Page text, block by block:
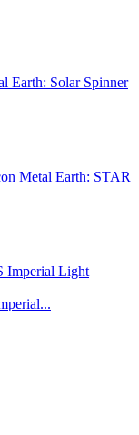
Earth: Solar Spinner
Metal Earth: STAR